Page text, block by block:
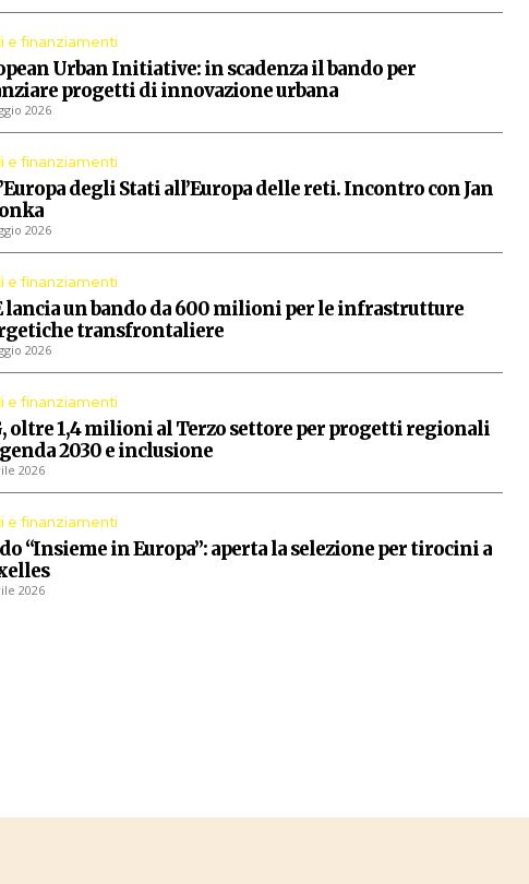
e finanziamenti
Urban Initiative: in scadenza il bando per
progetti di innovazione urbana
2026
e finanziamenti
degli Stati all’Europa delle reti. Incontro con Jan
2026
e finanziamenti
lancia un bando da 600 milioni per le infrastrutture
transfrontaliere
2026
e finanziamenti
oltre 1,4 milioni al Terzo settore per progetti regionali
2030 e inclusione
2026
e finanziamenti
“Insieme in Europa”: aperta la selezione per tirocini a
2026